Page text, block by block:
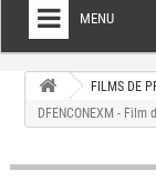
MENU
FILM POUR TOTAL
FILMS DE DÉCOUPE
FILMS SPÉCIAUX
FILMS DE
DFENCONEXM -